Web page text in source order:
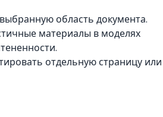
область документа.
материалы в моделях
отдельную страницу или